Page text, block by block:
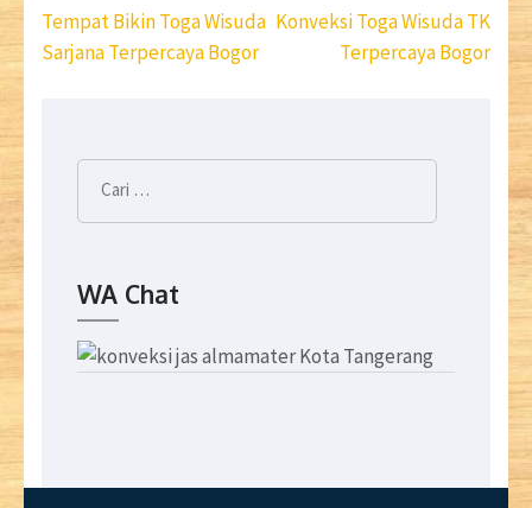
Navigasi
pos
Tempat Bikin Toga Wisuda
Sarjana Terpercaya Bogor
Konveksi Toga Wisuda TK
Terpercaya Bogor
Cari
untuk:
WA Chat